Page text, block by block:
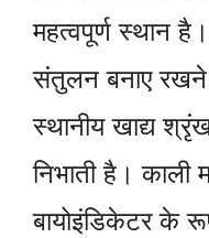
महत्वपूर्ण स्थान
संतुलन बनाए रखने
स्थानीय खाद्य
निभाती है। काली
बायोइंडिकेटर के